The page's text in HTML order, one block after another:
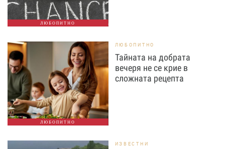
ЛЮБОПИТНО
ЛЮБОПИТНО
ЛЮБОПИТНО
Тайната на добрата
вечеря не се крие в
сложната рецепта
ИЗВЕСТНИ